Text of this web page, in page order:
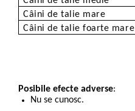
Câini de talie mare
Câini de talie foarte mare
Posibile efecte adverse:
Nu se cunosc.